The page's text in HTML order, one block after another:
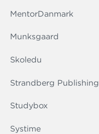
MentorDanmark
Munksgaard
Skoledu
Strandberg Publishing
Studybox
Systime